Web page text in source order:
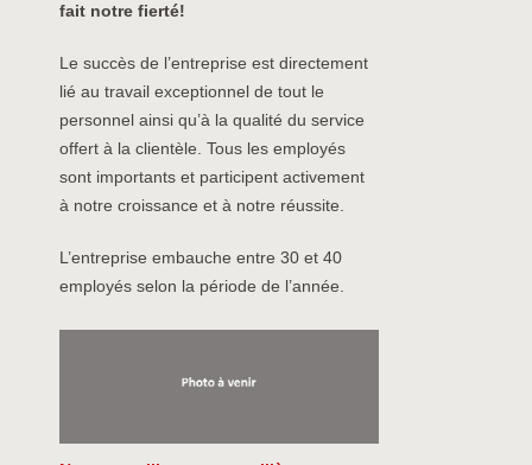
fait notre fierté!
Le succès de l’entreprise est directement
lié au travail exceptionnel de tout le
personnel ainsi qu’à la qualité du service
offert à la clientèle. Tous les employés
sont importants et participent activement
à notre croissance et à notre réussite.
L’entreprise embauche entre 30 et 40
employés selon la période de l’année.